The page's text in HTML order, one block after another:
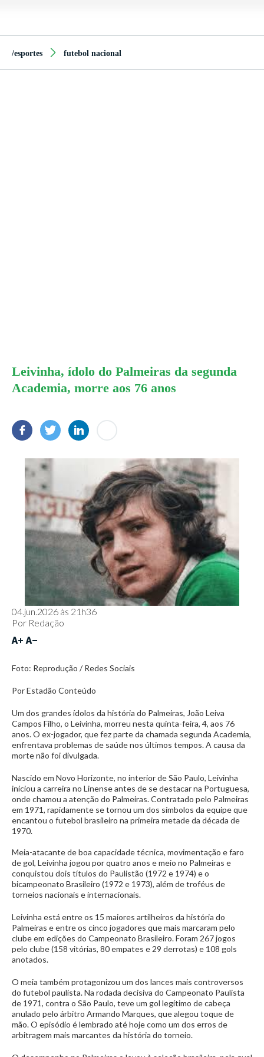
/esportes futebol nacional
Leivinha, ídolo do Palmeiras da segunda
Academia, morre aos 76 anos
04.jun.2026 às 21h36
Por Redação
Foto: Reprodução / Redes Sociais
Por Estadão Conteúdo
Um dos grandes ídolos da história do Palmeiras, João Leiva
Campos Filho, o Leivinha, morreu nesta quinta-feira, 4, aos 76
anos. O ex-jogador, que fez parte da chamada segunda Academia,
enfrentava problemas de saúde nos últimos tempos. A causa da
morte não foi divulgada.
Nascido em Novo Horizonte, no interior de São Paulo, Leivinha
iniciou a carreira no Linense antes de se destacar na Portuguesa,
onde chamou a atenção do Palmeiras. Contratado pelo Palmeiras
em 1971, rapidamente se tornou um dos símbolos da equipe que
encantou o futebol brasileiro na primeira metade da década de
1970.
Meia-atacante de boa capacidade técnica, movimentação e faro
de gol, Leivinha jogou por quatro anos e meio no Palmeiras e
conquistou dois títulos do Paulistão (1972 e 1974) e o
bicampeonato Brasileiro (1972 e 1973), além de troféus de
torneios nacionais e internacionais.
Leivinha está entre os 15 maiores artilheiros da história do
Palmeiras e entre os cinco jogadores que mais marcaram pelo
clube em edições do Campeonato Brasileiro. Foram 267 jogos
pelo clube (158 vitórias, 80 empates e 29 derrotas) e 108 gols
anotados.
O meia também protagonizou um dos lances mais controversos
do futebol paulista. Na rodada decisiva do Campeonato Paulista
de 1971, contra o São Paulo, teve um gol legítimo de cabeça
anulado pelo árbitro Armando Marques, que alegou toque de
mão. O episódio é lembrado até hoje como um dos erros de
arbitragem mais marcantes da história do torneio.